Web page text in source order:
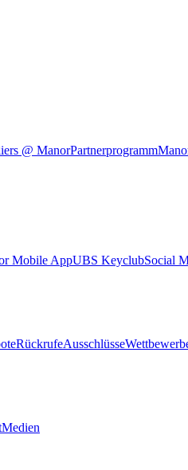
@ ManorPartnerprogramm
Mobile AppUBS KeyclubSocial
RückrufeAusschlüsse
Medien